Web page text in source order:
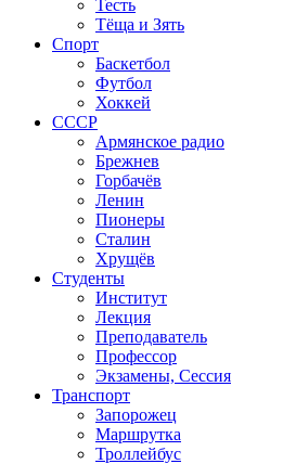
Тесть
Тёща и Зять
Спорт
Баскетбол
Футбол
Хоккей
СССР
Армянское радио
Брежнев
Горбачёв
Ленин
Пионеры
Сталин
Хрущёв
Студенты
Институт
Лекция
Преподаватель
Профессор
Экзамены, Сессия
Транспорт
Запорожец
Маршрутка
Троллейбус